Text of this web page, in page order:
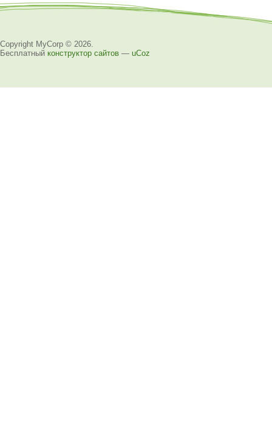
Copyright MyCorp © 2026
Бесплатный конструктор сайтов — uCoz